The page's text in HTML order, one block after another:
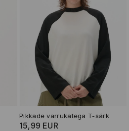
Pikkade varrukatega T-särk
15,99 EUR